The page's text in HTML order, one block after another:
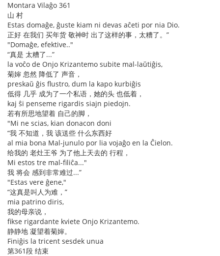
Montara Vilaĝo 361
山 村
Estas domaĝe, ĝuste kiam ni devas aĉeti por nia Dio.
正好 在我们 买年货 敬神时 出了这样的事，太糟了。”
"Domaĝe, efektive.."
“真是 太糟了...”
la voĉo de Onjo Krizantemo subite mal-laŭtiĝis,
菊婶 忽然 降低了 声音，
preskaŭ ĝis flustro, dum la kapo kurbiĝis
低得 几乎 成为了一个私语，她的头 也低着，
kaj ŝi penseme rigardis siajn piedojn.
若有所思地望着 自己的脚，
"Mi ne scias, kian donacon doni
“我 不知道，我 该送些 什么东西好
al mia bona Mal-junulo por lia vojaĝo en la Ĉielon.
给我的 老灶王爷 为了他上天去的 行程，
Mi estos tre mal-filiĉa..."
我 将会 感到非常难过...”
"Estas vere ĝene,"
“这真是叫人为难，”
mia patrino diris,
我的母亲说，
fikse rigardante kviete Onjo Krizantemo.
静静地 凝望着菊婶。
Finiĝis la tricent sesdek unua
第361段 结束